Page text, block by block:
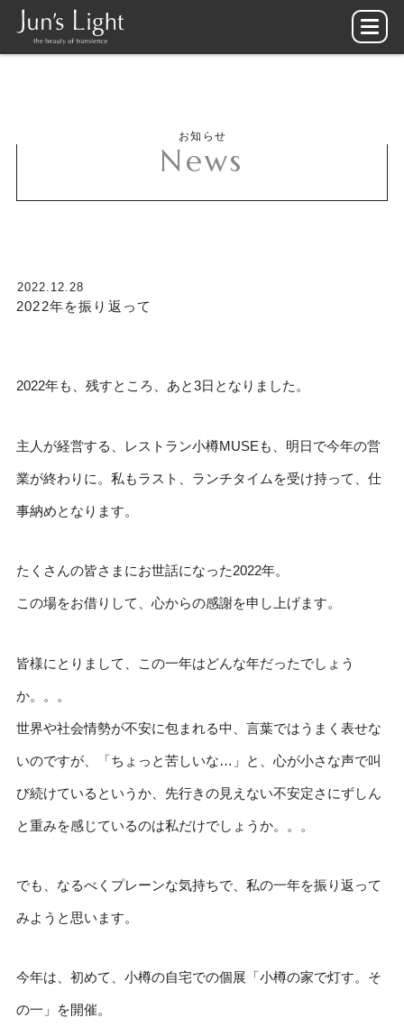
お知らせ
News
2022.12.28
2022年を振り返って
2022年も、残すところ、あと3日となりました。
主人が経営する、レストラン小樽MUSEも、明日で今年の営
業が終わりに。私もラスト、ランチタイムを受け持って、仕
事納めとなります。
たくさんの皆さまにお世話になった2022年。
この場をお借りして、心からの感謝を申し上げます。
皆様にとりまして、この一年はどんな年だったでしょう
か。。。
世界や社会情勢が不安に包まれる中、言葉ではうまく表せな
いのですが、「ちょっと苦しいな…」と、心が小さな声で叫
び続けているというか、先行きの見えない不安定さにずしん
と重みを感じているのは私だけでしょうか。。。
でも、なるべくプレーンな気持ちで、私の一年を振り返って
みようと思います。
今年は、初めて、小樽の自宅での個展「小樽の家で灯す。そ
の一」を開催。